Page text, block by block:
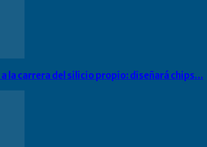
la carrera del silicio propio: diseñará chips…